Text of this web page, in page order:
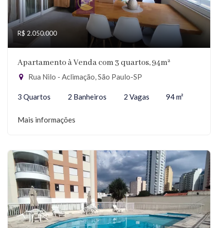
R$ 2.050.000
Apartamento à Venda com 3 quartos, 94m²
Rua Nilo - Aclimação, São Paulo-SP
3 Quartos 2 Banheiros 2 Vagas 94 m²
Mais informações